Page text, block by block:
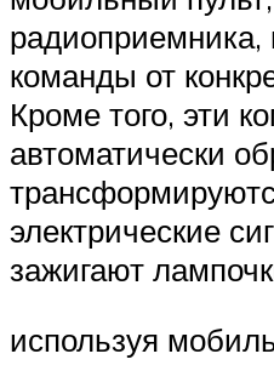
команды от
Кроме того, эти
автоматически
электрические
зажигают
используя